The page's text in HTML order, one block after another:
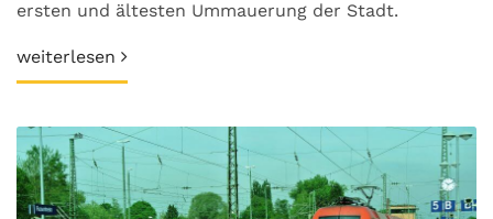
ersten und ältesten Ummauerung der Stadt.
weiterlesen